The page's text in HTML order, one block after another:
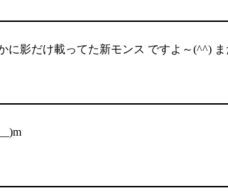
に影だけ載ってた新モンス ですよ～(^^)